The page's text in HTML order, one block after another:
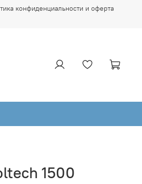
конфиденциальности и оферта
1500